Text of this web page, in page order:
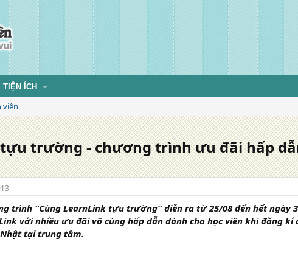
TIỆN ÍCH
viên
trường - chương trình ưu đãi hấp
trình “Cùng LearnLink tựu trường” diễn ra từ 25/08 đến hết ngày
với nhiều ưu đãi vô cùng hấp dẫn dành cho học viên khi đăng kí
tại trung tâm.